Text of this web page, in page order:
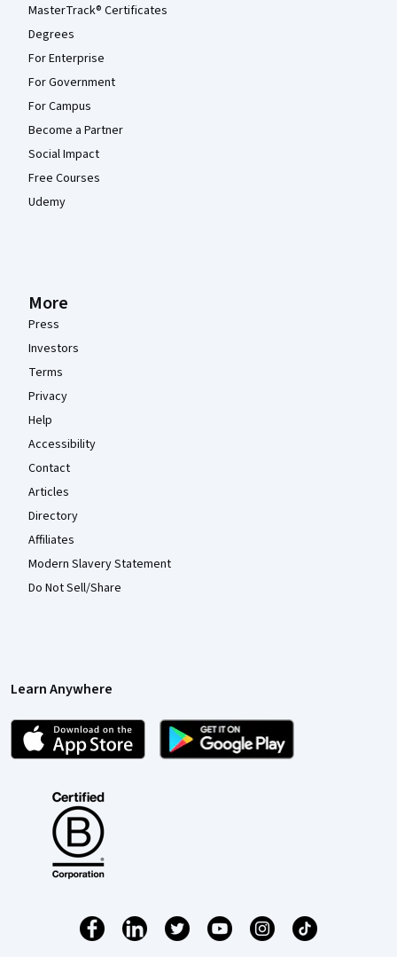
MasterTrack® Certificates
Degrees
For Enterprise
For Government
For Campus
Become a Partner
Social Impact
Free Courses
Udemy
More
Press
Investors
Terms
Privacy
Help
Accessibility
Contact
Articles
Directory
Affiliates
Modern Slavery Statement
Do Not Sell/Share
Learn Anywhere